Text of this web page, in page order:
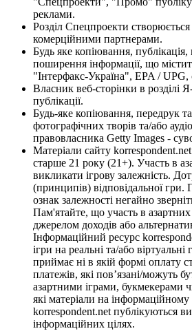
реклами.
Розділ Спецпроекти створюється
комерційними партнерами.
Будь яке копіювання,
поширення інформації, що
"Інтерфакс-Україна", EPA / UPG,
Власник веб-сторінки в розділі
публікації.
Будь-яке копіювання, передрук
фотографічних творів та/або
правовласника Getty Images -
Матеріали сайту
старше 21 року (21+). Участь в
викликати ігрову залежність.
(принципів) відповідальної
ознак залежності негайно
Пам'ятайте, що участь в
джерелом доходів або
Інформаційний ресурс
ігри на реальні та/або
приймає ні в якій формі оплату
платежів, які пов’язані/можуть
азартними іграми, букмекерами
які матеріали на інформаційному
korrespondent.net публікуються
інформаційних цілях.